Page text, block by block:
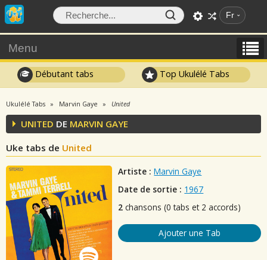
Fr
Menu
Débutant tabs Top Ukulélé Tabs
Ukulélé Tabs Marvin Gaye United
UNITED DE MARVIN GAYE
Uke tabs de United
Artiste : Marvin Gaye
Date de sortie : 1967
2 chansons (0 tabs et 2 accords)
Ajouter une Tab